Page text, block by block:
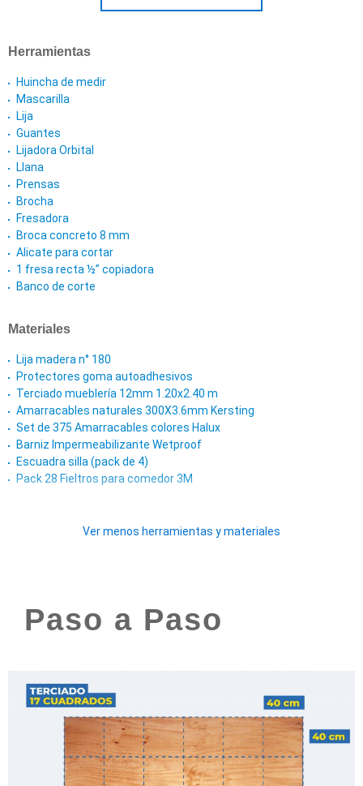
Herramientas
Huincha de medir
Mascarilla
Lija
Guantes
Lijadora Orbital
Llana
Prensas
Brocha
Fresadora
Broca concreto 8 mm
Alicate para cortar
1 fresa recta ½” copiadora
Banco de corte
Materiales
Lija madera n° 180
Protectores goma autoadhesivos
Terciado mueblería 12mm 1.20x2.40 m
Amarracables naturales 300X3.6mm Kersting
Set de 375 Amarracables colores Halux
Barniz Impermeabilizante Wetproof
Escuadra silla (pack de 4)
Pack 28 Fieltros para comedor 3M
Ver menos herramientas y materiales
Paso a Paso